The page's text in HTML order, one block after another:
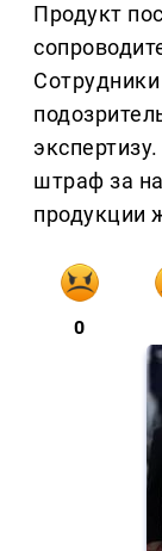
Продукт
штраф за
продукции
0